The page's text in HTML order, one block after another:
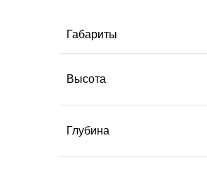
Габариты
Высота
Глубина